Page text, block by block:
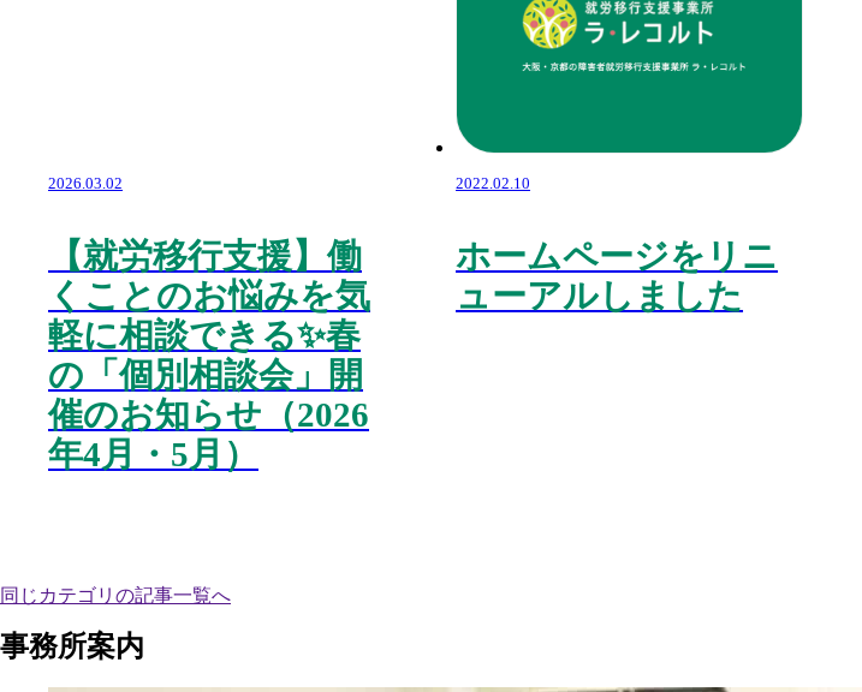
2026.03.02
【就労移行支援】働
くことのお悩みを気
軽に相談できる✨春
の「個別相談会」開
催のお知らせ（2026
年4月・5月）
2022.02.10
ホームページをリニ
ューアルしました
同じカテゴリの記事⼀覧へ
事務所案内